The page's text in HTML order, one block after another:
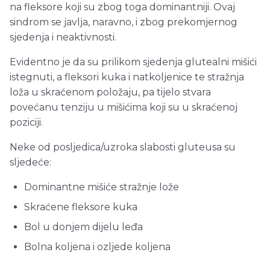
na fleksore koji su zbog toga dominantniji. Ovaj
sindrom se javlja, naravno, i zbog prekomjernog
sjedenja i neaktivnosti.
Evidentno je da su prilikom sjedenja glutealni mišići
istegnuti, a fleksori kuka i natkoljenice te stražnja
loža u skraćenom položaju, pa tijelo stvara
povećanu tenziju u mišićima koji su u skraćenoj
poziciji.
Neke od posljedica/uzroka slabosti gluteusa su
sljedeće:
Dominantne mišiće stražnje lože
Skraćene fleksore kuka
Bol u donjem dijelu leđa
Bolna koljena i ozljede koljena